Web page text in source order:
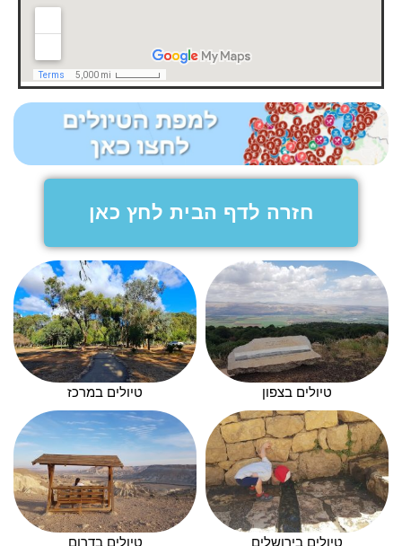
חזרה לדף הבית לחץ כאן
טיולים בצפון טיולים במרכז
טיולים בירושלים טיולים בדרום